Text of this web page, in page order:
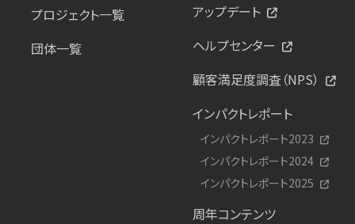
プロジェクト一覧
団体一覧
アップデート
ヘルプセンター
顧客満足度調査（NPS）
インパクトレポート
インパクトレポート2023
インパクトレポート2024
インパクトレポート2025
周年コンテンツ